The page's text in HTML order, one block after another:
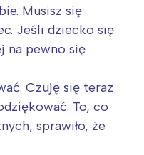
Musisz się
Jeśli dziecko się
na pewno się
Czuję się teraz
To, co
sprawiło, że